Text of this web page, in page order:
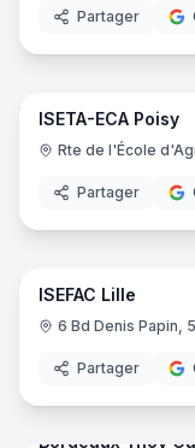
Partager
ISETA-ECA Poisy
Rte de l'École
Partager
ISEFAC Lille
6 Bd Denis Papin,
Partager
Bordeaux Ynov